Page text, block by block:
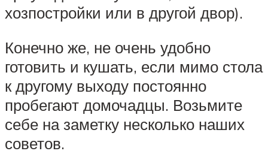
хозпостройки или в другой двор).
Конечно же, не очень удобно
готовить и кушать, если мимо стола
к другому выходу постоянно
пробегают домочадцы. Возьмите
себе на заметку несколько наших
советов.